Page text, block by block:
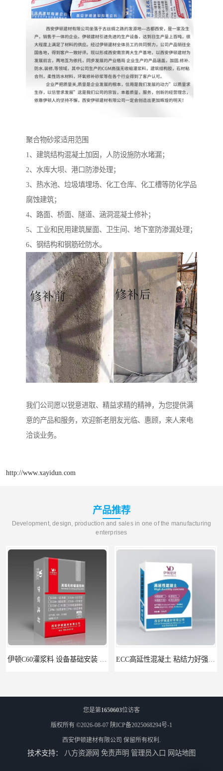
聚合物砂浆适用范围
1、建筑结构混凝土加固，人防设施防水堵漏；
2、水库大坝、港口防渗处理；
3、热水池、垃圾填埋场、化工仓库、化工槽等防化学品
腐蚀建筑；
4、路面、桥面、隧道、涵洞混凝土修补；
5、工业和民用建筑屋面、卫生间、地下室防渗漏处理；
6、钢结构和钢筋砼防水。
我们公司愿以锐意进取、精益求精的精神，为您提供满
意的产品和服务，欢迎新老朋友光临、惠顾，来人来电
洽谈业务。
http://www.xayidun.com
产品推荐
Development, design, production and sales in one of the manufacturing
enterprises
伊顿 水泥路面修补料 路面破损起皮快速修补 2小时通车
您是第1650603位访客
版权所有 ©2026-08-07 陕ICP备2025068294号-1
西安伊顿建材有限公司 保留所有权利.
技术支持： 八方资源网 免责声明 管理员入口 网站地图